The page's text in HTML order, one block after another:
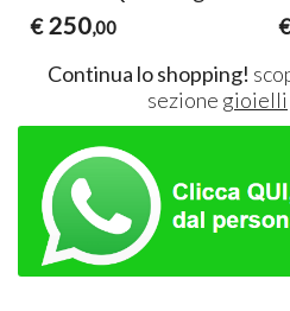
€ 250,00
Continua lo shopping!
sezione gioielli